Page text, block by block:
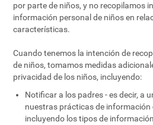
por parte de niños, y no recopilamos
información personal de niños en
características.
Cuando tenemos la intención de
de niños, tomamos medidas
privacidad de los niños, incluyendo:
Notificar a los padres - es decir, a
nuestras prácticas de información
incluyendo los tipos de